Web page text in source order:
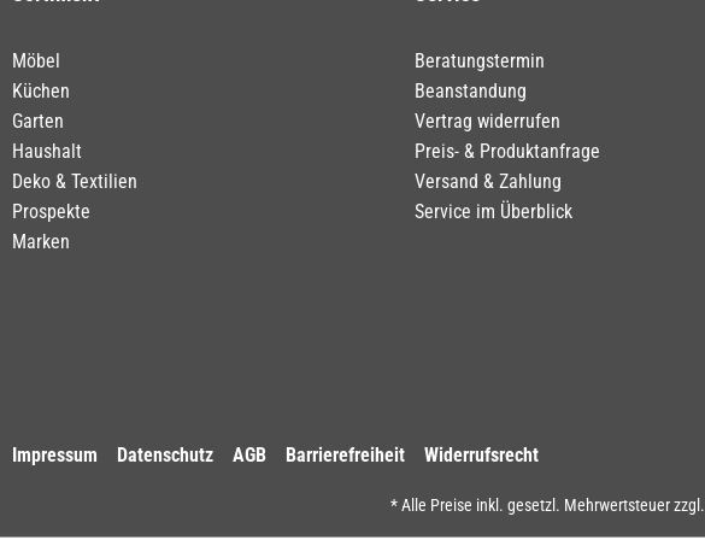
Möbel
Küchen
Garten
Haushalt
Deko & Textilien
Prospekte
Marken
Beratungstermin
Beanstandung
Vertrag widerrufen
Preis- & Produktanfrage
Versand & Zahlung
Service im Überblick
Impressum Datenschutz AGB Barrierefreiheit Widerrufsrecht
* Alle Preise inkl. gesetzl. Mehrwertsteuer zzgl.